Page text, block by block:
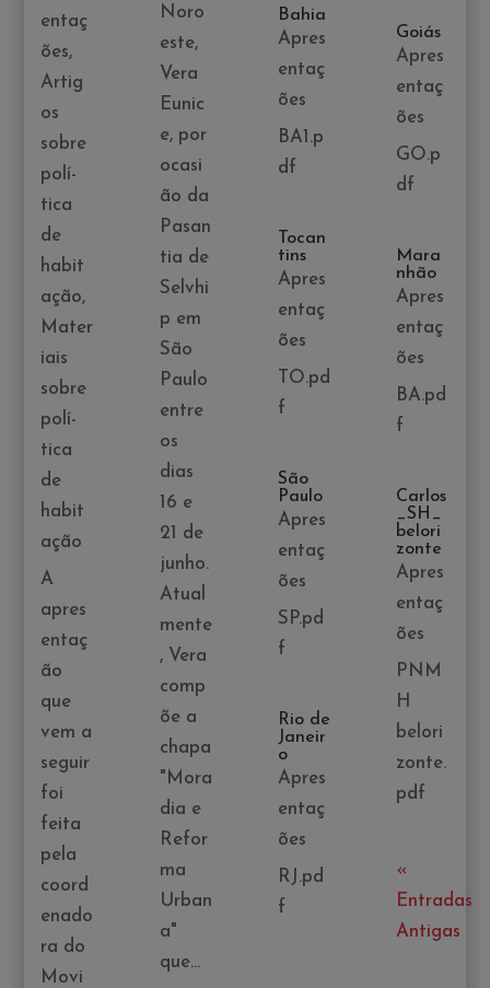
entaç
ões,
Artig
os
sobre
polí­
tica
de
habit
ação,
Mater
iais
sobre
polí­
tica
de
habit
ação
A
apres
entaç
ão
que
vem a
seguir
foi
feita
pela
coord
enado
ra do
Movi
Noro
este,
Vera
Eunic
e, por
ocasi
ão da
Pasan
tia de
Selvhi
p em
São
Paulo
entre
os
dias
16 e
21 de
junho.
Atual
mente
, Vera
comp
õe a
chapa
"Mora
dia e
Refor
ma
Urban
a"
que...
Bahia
Apres
entaç
ões
BA1.p
df
Tocan
tins
Apres
entaç
ões
TO.pd
f
São
Paulo
Apres
entaç
ões
SP.pd
f
Rio de
Janeir
o
Apres
entaç
ões
RJ.pd
f
Goiás
Apres
entaç
ões
GO.p
df
Mara
nhão
Apres
entaç
ões
BA.pd
f
Carlos
_SH_
belori
zonte
Apres
entaç
ões
PNM
H
belori
zonte.
pdf
«
Entradas
Antigas